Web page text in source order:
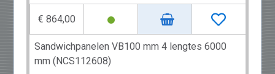
€ 864,00
Sandwichpanelen VB100 mm 4 lengtes 6000
mm (NCS112608)